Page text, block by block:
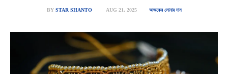
BY STAR SHANTO AUG 21, 2025 আজকের সোনার দাম